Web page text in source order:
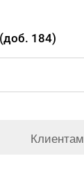
184)
Клиентам